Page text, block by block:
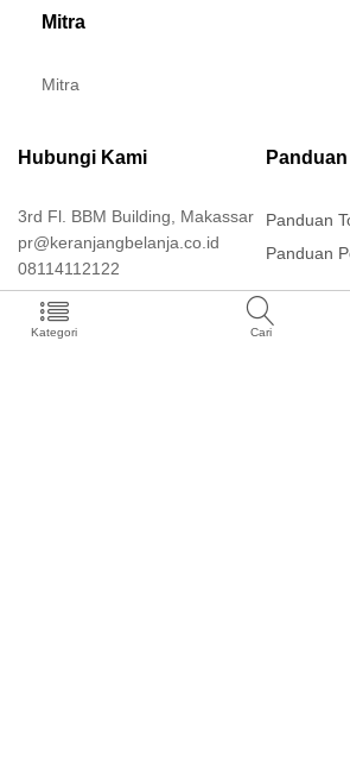
Kategori Cari
Mitra
Mitra
Hubungi Kami
3rd Fl. BBM Building, Makassar
pr@keranjangbelanja.co.id
08114112122
Panduan
Panduan